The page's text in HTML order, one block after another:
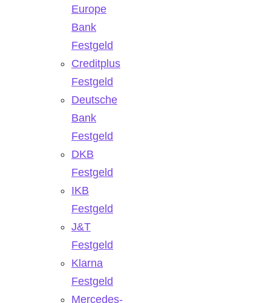
Europe
Bank
Festgeld
Creditplus
Festgeld
Deutsche
Bank
Festgeld
DKB
Festgeld
IKB
Festgeld
J&T
Festgeld
Klarna
Festgeld
Mercedes-